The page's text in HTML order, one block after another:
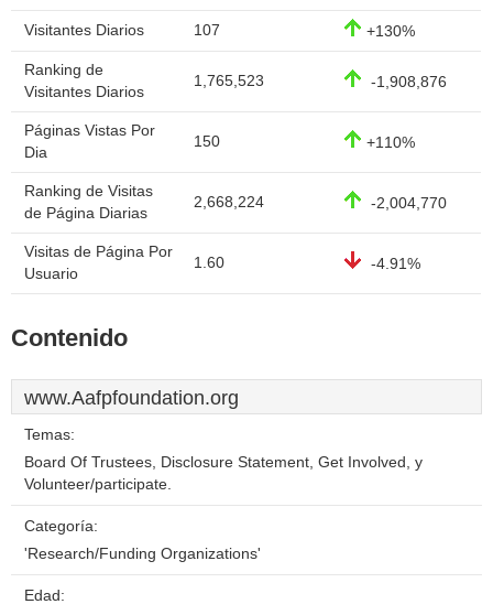
Visitantes Diarios 107 +130%
Ranking de
Visitantes Diarios
1,765,523 -1,908,876
Páginas Vistas Por
Dia
150 +110%
Ranking de Visitas
de Página Diarias
2,668,224 -2,004,770
Visitas de Página Por
Usuario
1.60 -4.91%
Contenido
www.Aafpfoundation.org
Temas:
Board Of Trustees, Disclosure Statement, Get Involved, y
Volunteer/participate.
Categoría:
'Research/Funding Organizations'
Edad: